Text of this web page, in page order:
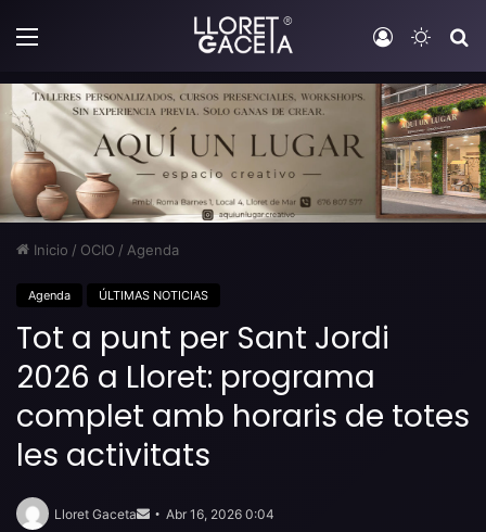
Menú Iniciar
Inicio / OCIO / Agenda
Agenda ÚLTIMAS NOTICIAS
Tot a punt per Sant Jordi
2026 a Lloret: programa
complet amb horaris de totes
les activitats
Lloret Gaceta
email
Abr 16, 2026 0:04